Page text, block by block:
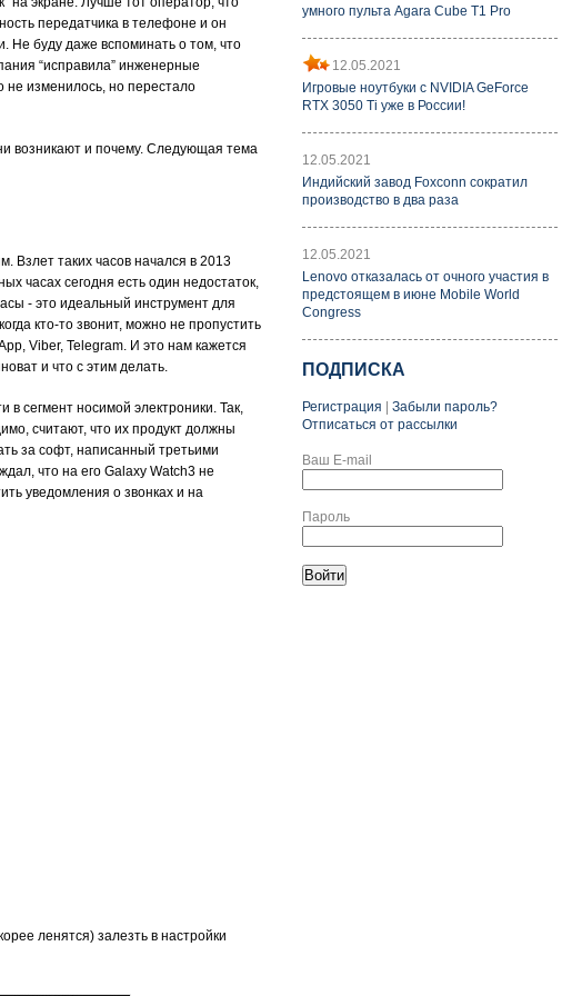
передатчика в телефоне и он
Не буду даже вспоминать о том, что
“исправила” инженерные
не изменилось, но перестало
возникают и почему. Следующая тема
Взлет таких часов начался в 2013
часах сегодня есть один недостаток,
- это идеальный инструмент для
кто-то звонит, можно не пропустить
Viber, Telegram. И это нам кажется
и что с этим делать.
сегмент носимой электроники. Так,
считают, что их продукт должны
за софт, написанный третьими
что на его Galaxy Watch3 не
уведомления о звонках и на
ленятся) залезть в настройки
умного пульта Agara Cube T1 Pro
12.05.2021
Игровые ноутбуки с NVIDIA GeForce
RTX 3050 Ti уже в России!
12.05.2021
Индийский завод Foxconn сократил
производство в два раза
12.05.2021
Lenovo отказалась от очного участия в
предстоящем в июне Mobile World
Congress
ПОДПИСКА
Регистрация
Забыли пароль?
Отписаться от рассылки
Ваш E-mail
Пароль